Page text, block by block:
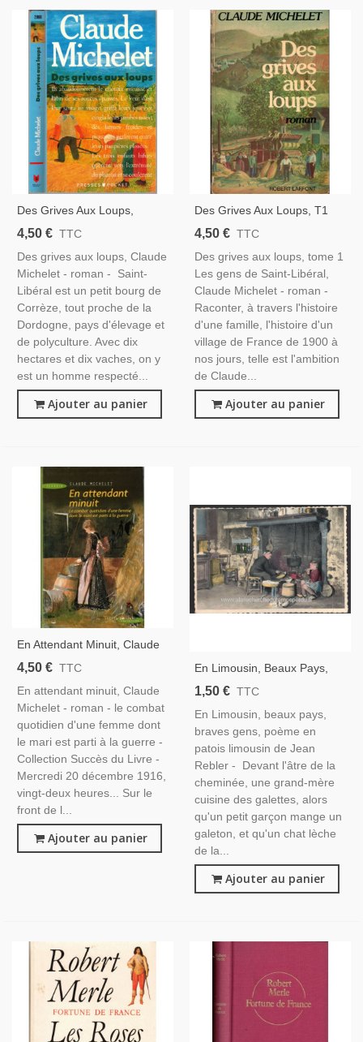
Des Grives Aux Loups,
Claude Michelet, 1991 -,
Familiale,
4,50 € TTC
Des grives aux loups, Claude
Michelet - roman - Saint-
Libéral est un petit bourg de
Corrèze, tout proche de la
Dordogne, pays d'élevage et
de polyculture. Avec dix
hectares et dix vaches, on y
est un homme respecté...
Ajouter au panier
Des Grives Aux Loups, T1
Les Gens De Saint-Libéral,
Corrèze, Paysannerie, Saga
Familiale,
4,50 € TTC
Des grives aux loups, tome 1
Les gens de Saint-Libéral,
Claude Michelet - roman -
Raconter, à travers l'histoire
d'une famille, l'histoire d'un
village de France de 1900 à
nos jours, telle est l'ambition
de Claude...
Ajouter au panier
En Attendant Minuit, Claude
Michelet, 2005 -, Corrèze,
Sur Le Front, Paysannes
Seules À L'arrière
4,50 € TTC
En attendant minuit, Claude
Michelet - roman - le combat
quotidien d'une femme dont
le mari est parti à la guerre -
Collection Succès du Livre -
Mercredi 20 décembre 1916,
vingt-deux heures... Sur le
front de l...
Ajouter au panier
En Limousin, Beaux Pays,
Braves Gens, Poème En
Rebler - Cartes Postales
Département 87 Haute-
Vienne
1,50 € TTC
En Limousin, beaux pays,
braves gens, poème en
patois limousin de Jean
Rebler - Devant l'âtre de la
cheminée, une grand-mère
cuisine des galettes, alors
qu'un petit garçon mange un
galeton, et qu'un chat lèche
de la...
Ajouter au panier